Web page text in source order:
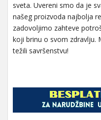
sveta. Uvereni smo da je
našeg proizvoda najbolja
zadovoljimo zahteve
koji brinu o svom zdravlju.
težili savršenstvu!